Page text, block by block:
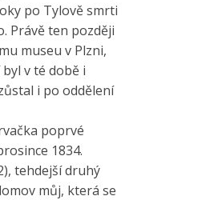
po Tylově smrti
Právě ten později
museu v Plzni,
v té době i
i po oddělení
poprvé
1834.
tehdejší druhý
můj, která se